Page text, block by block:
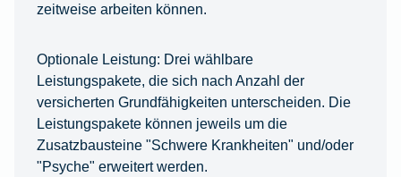
zeitweise arbeiten können.
Optionale Leistung: Drei wählbare
Leistungspakete, die sich nach Anzahl der
versicherten Grundfähigkeiten unterscheiden. Die
Leistungspakete können jeweils um die
Zusatzbausteine "Schwere Krankheiten" und/oder
"Psyche" erweitert werden.